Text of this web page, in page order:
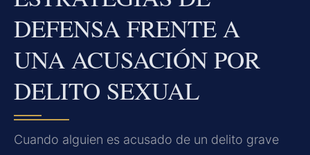
DEFENSA FRENTE A
UNA ACUSACIÓN POR
DELITO SEXUAL
Cuando alguien es acusado de un delito grave